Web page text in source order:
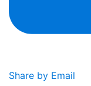
Share by Email